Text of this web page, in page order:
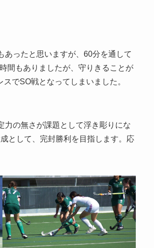
ったと思いますが、60分を通して
間もありましたが、守りきることが
でSO戦となってしまいました。
力の無さが課題として浮き彫りにな
として、完封勝利を目指します。応